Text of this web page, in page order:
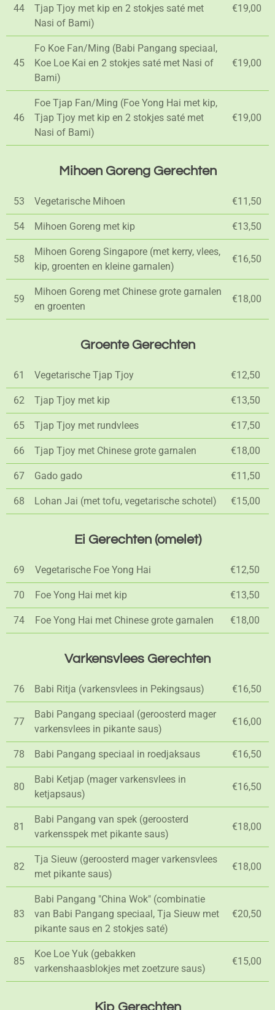
44
Tjap Tjoy met kip en 2 stokjes saté met
Nasi of Bami)
€19,00
45
Fo Koe Fan/Ming (Babi Pangang speciaal,
Koe Loe Kai en 2 stokjes saté met Nasi of
Bami)
€19,00
46
Foe Tjap Fan/Ming (Foe Yong Hai met kip,
Tjap Tjoy met kip en 2 stokjes saté met
Nasi of Bami)
€19,00
Mihoen Goreng Gerechten
53 Vegetarische Mihoen €11,50
54 Mihoen Goreng met kip €13,50
58
Mihoen Goreng Singapore (met kerry, vlees,
kip, groenten en kleine garnalen)
€16,50
59
Mihoen Goreng met Chinese grote garnalen
en groenten
€18,00
Groente Gerechten
61 Vegetarische Tjap Tjoy €12,50
62 Tjap Tjoy met kip €13,50
65 Tjap Tjoy met rundvlees €17,50
66 Tjap Tjoy met Chinese grote garnalen €18,00
67 Gado gado €11,50
68 Lohan Jai (met tofu, vegetarische schotel) €15,00
Ei Gerechten (omelet)
69 Vegetarische Foe Yong Hai €12,50
70 Foe Yong Hai met kip €13,50
74 Foe Yong Hai met Chinese grote garnalen €18,00
Varkensvlees Gerechten
76 Babi Ritja (varkensvlees in Pekingsaus) €16,50
77
Babi Pangang speciaal (geroosterd mager
varkensvlees in pikante saus)
€16,00
78 Babi Pangang speciaal in roedjaksaus €16,50
80
Babi Ketjap (mager varkensvlees in
ketjapsaus)
€16,50
81
Babi Pangang van spek (geroosterd
varkensspek met pikante saus)
€18,00
82
Tja Sieuw (geroosterd mager varkensvlees
met pikante saus)
€18,00
83
Babi Pangang "China Wok" (combinatie
van Babi Pangang speciaal, Tja Sieuw met
pikante saus en 2 stokjes saté)
€20,50
85
Koe Loe Yuk (gebakken
varkenshaasblokjes met zoetzure saus)
€15,00